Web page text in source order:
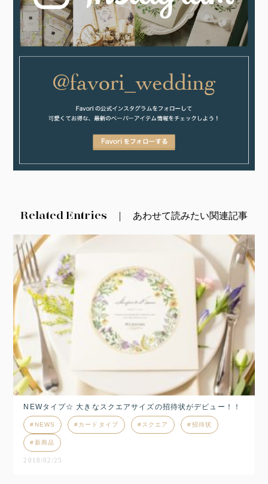
Related Entries あわせて読みたい関連記事
NEWタイプ☆ 大きなスクエアサイズの招待状がデビュー！！
NEWS カードタイプ スクエア 招待状
新商品
2018/02/25